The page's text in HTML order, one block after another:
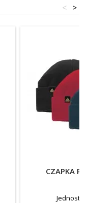
>
<
CZAPKA